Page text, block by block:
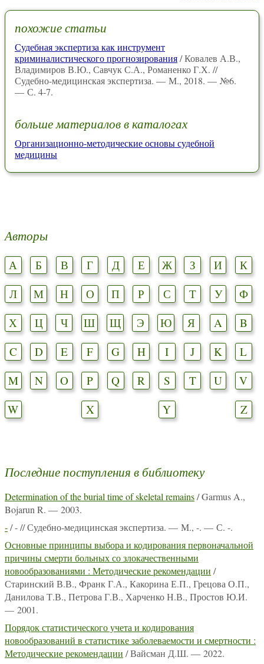
похожие статьи
Судебная экспертиза как инструмент
криминалистического прогнозирования/ Ковалев А.В.,
Владимиров В.Ю., Савчук С.А., Романенко Г.Х. //
Судебно-медицинская экспертиза. — М., 2018. — №6.
— С. 4-7.
больше материалов в каталогах
Организационно-методические основы судебной
медицины
Авторы
А Б В Г Д Е Ж З И
К
Л
М Н О П Р С Т У
Ф
Х
Ц Ч Ш Щ Э Ю Я A
B
C
D E F G H I J K
L
M
N O P Q R S T U
V
W
X Y Z
Последние поступления в библиотеку
Determination of the burial time of skeletal remains/ Garmus A.,
Bojarun R. — 2003.
-/ - // Судебно-медицинская экспертиза. — М., -. — С. -.
Основные принципы выбора и кодирования первоначальной
причины смерти больных со злокачественными
новообразованиями : Методические рекомендации /
Старинский В.В., Франк Г.А., Какорина Е.П., Грецова О.П.,
Данилова Т.В., Петрова Г.В., Харченко Н.В., Простов Ю.И.
— 2001.
Порядок статистического учета и кодирования
новообразований в статистике заболеваемости и смертности :
Методические рекомендации / Вайсман Д.Ш. — 2022.